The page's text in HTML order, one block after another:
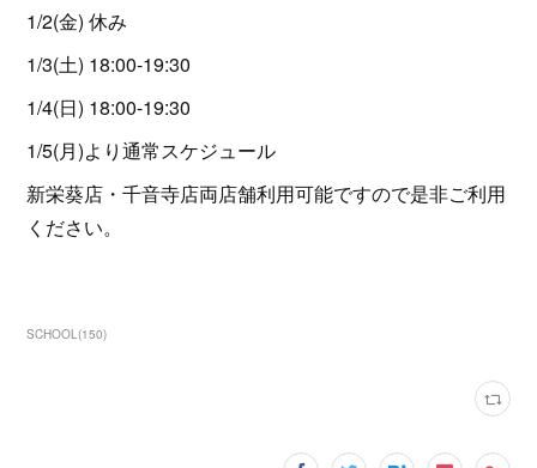
1/2(金) 休み
1/3(土) 18:00-19:30
1/4(日) 18:00-19:30
1/5(月)より通常スケジュール
新栄葵店・千音寺店両店舗利用可能ですので是非ご利用
ください。
SCHOOL(150)